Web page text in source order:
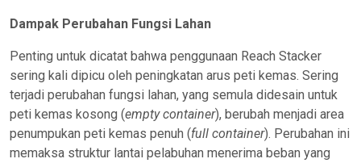
Dampak Perubahan Fungsi Lahan
Penting untuk dicatat bahwa penggunaan Reach Stacker
sering kali dipicu oleh peningkatan arus peti kemas. Sering
terjadi perubahan fungsi lahan, yang semula didesain untuk
peti kemas kosong (empty container), berubah menjadi area
penumpukan peti kemas penuh (full container). Perubahan ini
memaksa struktur lantai pelabuhan menerima beban yang